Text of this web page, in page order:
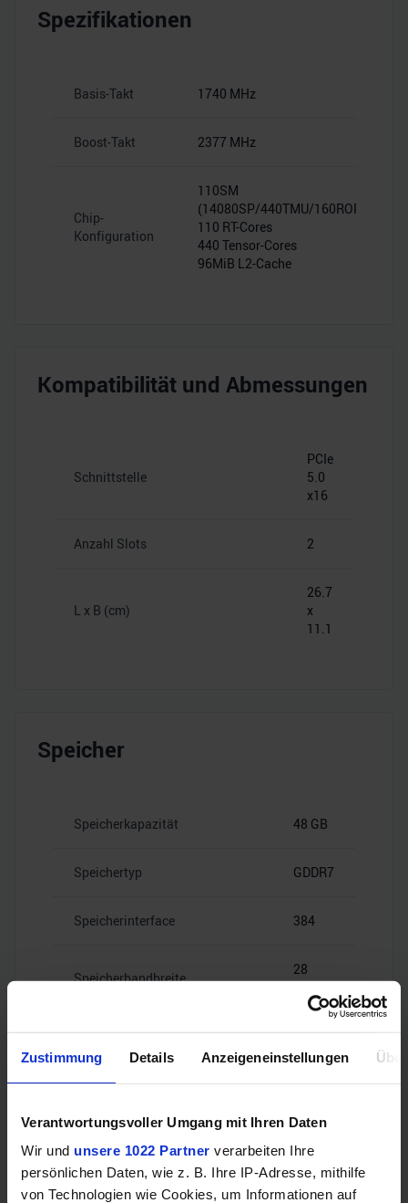
Zustimmung Details Anzeigeneinstellungen
Verantwortungsvoller Umgang mit Ihren Daten
Wir und unsere 1022 Partner verarbeiten Ihre
persönlichen Daten, wie z. B. Ihre IP-Adresse, mithilfe
von Technologien wie Cookies, um Informationen auf
Spezifikationen
Basis-Takt 1740 MHz
Boost-Takt 2377 MHz
Chip-
Konfiguration
110SM
(14080SP/440TMU/160ROP)
110 RT-Cores
440 Tensor-Cores
96MiB L2-Cache
Kompatibilität und Abmessungen
Schnittstelle
PCIe
5.0
x16
Anzahl Slots 2
L x B (cm)
26.7
x
11.1
Speicher
Speicherkapazität 48 GB
Speichertyp GDDR7
Speicherinterface 384
Speicherbandbreite
28
Gbps
HDMI –